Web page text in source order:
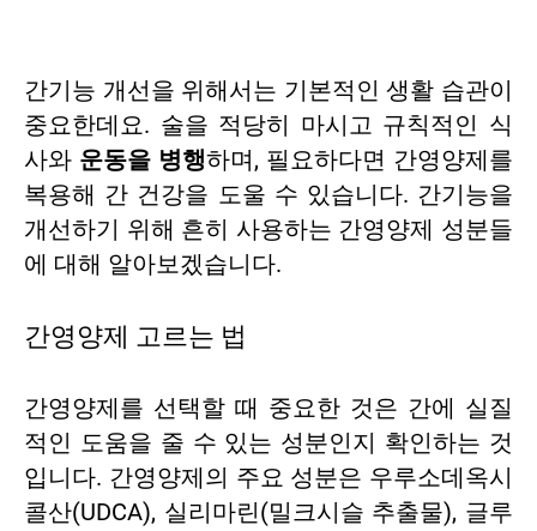
간기능 개선을 위해서는 기본적인 생활 습관이
중요한데요. 술을 적당히 마시고 규칙적인 식
사와 운동을 병행하며, 필요하다면 간영양제를
복용해 간 건강을 도울 수 있습니다. 간기능을
개선하기 위해 흔히 사용하는 간영양제 성분들
에 대해 알아보겠습니다.
간영양제 고르는 법
간영양제를 선택할 때 중요한 것은 간에 실질
적인 도움을 줄 수 있는 성분인지 확인하는 것
입니다. 간영양제의 주요 성분은 우루소데옥시
콜산(UDCA), 실리마린(밀크시슬 추출물), 글루